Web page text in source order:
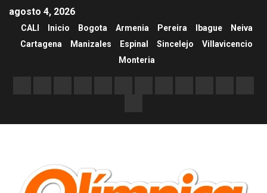
agosto 4, 2026
CALI Inicio Bogota Armenia Pereira Ibague
Neiva
Cartagena
Manizales Espinal Sincelejo
Villavicencio
Monteria